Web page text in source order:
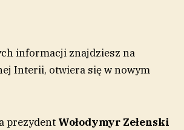
informacji znajdziesz na
Interii, otwiera się w nowym
prezydent Wołodymyr Zełenski